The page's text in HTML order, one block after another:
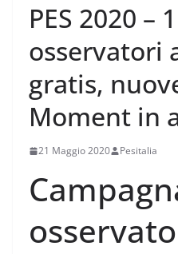
PES 2020 –
osservatori
gratis,
Moment in
21 Maggio 2020 Pesitalia